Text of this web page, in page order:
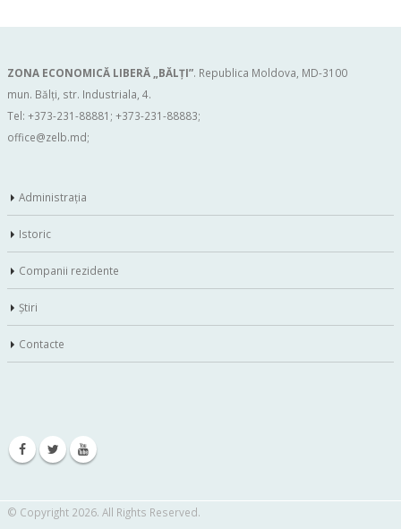
ZONA ECONOMICĂ LIBERĂ „BĂLŢI”. Republica Moldova, MD-3100
mun. Bălți, str. Industriala, 4.
Tel: +373-231-88881; +373-231-88883;
office@zelb.md;
Administraţia
Istoric
Companii rezidente
Ştiri
Contacte
© Copyright 2026. All Rights Reserved.